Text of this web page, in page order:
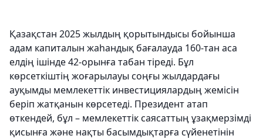
Қазақстан 2025 жылдың қорытындысы бойынша
адам капиталын жаһандық бағалауда 160-тан аса
елдің ішінде 42-орынға табан тіреді. Бұл
көрсеткіштің жоғарылауы соңғы жылдардағы
ауқымды мемлекеттік инвестициялардың жемісін
беріп жатқанын көрсетеді. Президент атап
өткендей, бұл – мемлекеттік саясаттың ұзақмерзімді
қисынға және нақты басымдықтарға сүйенетінін